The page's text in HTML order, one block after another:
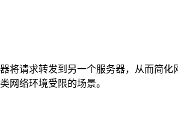
将请求转发到另一个服务器，从而简
网络环境受限的场景。